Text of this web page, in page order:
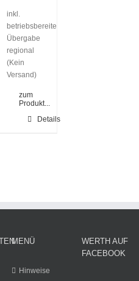
inkl.
betriebsbereite
Übergabe
regional
(Kein
Versand)
zum
Produkt...
Details
MENÜ
Hinweise
WERTH AUF
FACEBOOK